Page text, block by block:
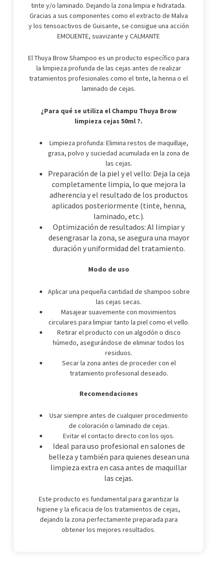
tinte y/o laminado. Dejando la zona limpia e hidratada.
Gracias a sus componentes como el extracto de Malva
y los tensoactivos de Guisante, se consigue una acción
EMOLIENTE, suavizante y CALMANTE
El Thuya Brow Shampoo es un producto específico para
la limpieza profunda de las cejas antes de realizar
tratamientos profesionales como el tinte, la henna o el
laminado de cejas.
¿Para qué se utiliza el Champu Thuya Brow
limpieza cejas 50ml ?.
Limpieza profunda: Elimina restos de maquillaje,
grasa, polvo y suciedad acumulada en la zona de
las cejas.
Preparación de la piel y el vello: Deja la ceja
completamente limpia, lo que mejora la
adherencia y el resultado de los productos
aplicados posteriormente (tinte, henna,
laminado, etc.).
Optimización de resultados: Al limpiar y
desengrasar la zona, se asegura una mayor
duración y uniformidad del tratamiento.
Modo de uso
Aplicar una pequeña cantidad de shampoo sobre
las cejas secas.
Masajear suavemente con movimientos
circulares para limpiar tanto la piel como el vello.
Retirar el producto con un algodón o disco
húmedo, asegurándose de eliminar todos los
residuos.
Secar la zona antes de proceder con el
tratamiento profesional deseado.
Recomendaciones
Usar siempre antes de cualquier procedimiento
de coloración o laminado de cejas.
Evitar el contacto directo con los ojos.
Ideal para uso profesional en salones de
belleza y también para quienes desean una
limpieza extra en casa antes de maquillar
las cejas.
Este producto es fundamental para garantizar la
higiene y la eficacia de los tratamientos de cejas,
dejando la zona perfectamente preparada para
obtener los mejores resultados.